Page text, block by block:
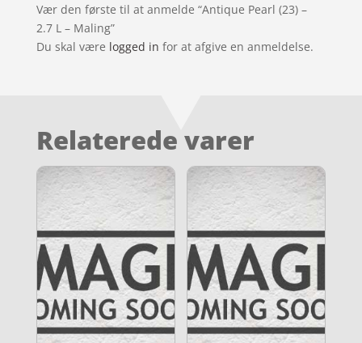
Vær den første til at anmelde “Antique Pearl (23) –
2.7 L – Maling”
Du skal være logged in for at afgive en anmeldelse.
Relaterede varer